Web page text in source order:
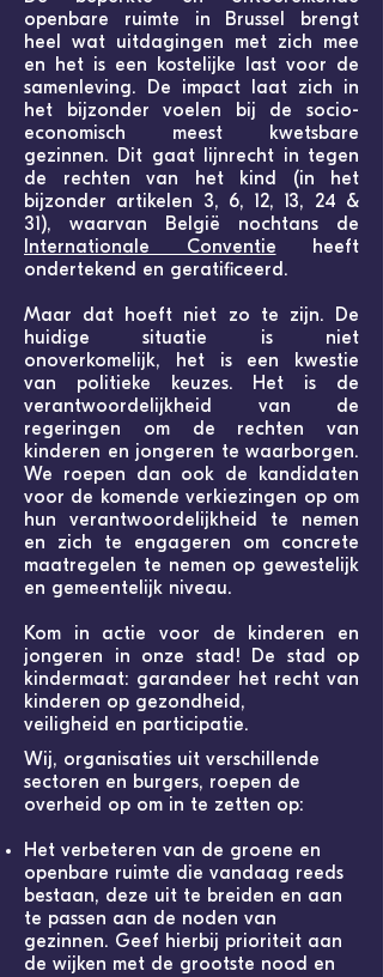
openbare ruimte in Brussel brengt
heel wat uitdagingen met zich mee
en het is een kostelijke last voor de
samenleving. De impact laat zich in
het bijzonder voelen bij de socio-
economisch meest kwetsbare
gezinnen. Dit gaat lijnrecht in tegen
de rechten van het kind (in het
bijzonder artikelen 3, 6, 12, 13, 24 &
31), waarvan België nochtans de
Internationale Conventie heeft
ondertekend en geratificeerd.
Maar dat hoeft niet zo te zijn. De
huidige situatie is niet
onoverkomelijk, het is een kwestie
van politieke keuzes. Het is de
verantwoordelijkheid van de
regeringen om de rechten van
kinderen en jongeren te waarborgen.
We roepen dan ook de kandidaten
voor de komende verkiezingen op om
hun verantwoordelijkheid te nemen
en zich te engageren om concrete
maatregelen te nemen op gewestelijk
en gemeentelijk niveau.
Kom in actie voor de kinderen en
jongeren in onze stad! De stad op
kindermaat: garandeer het recht van
kinderen op gezondheid,
veiligheid en participatie.
Wij, organisaties uit verschillende
sectoren en burgers, roepen de
overheid op om in te zetten op:
Het verbeteren van de groene en
openbare ruimte die vandaag reeds
bestaan, deze uit te breiden en aan
te passen aan de noden van
gezinnen. Geef hierbij prioriteit aan
de wijken met de grootste nood en